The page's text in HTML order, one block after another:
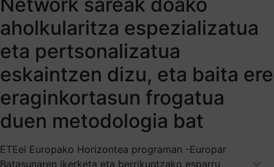
Network sareak doako
aholkularitza espezializatua
eta pertsonalizatua
eskaintzen dizu, eta baita ere
eraginkortasun frogatua
duen metodologia bat
ETEei Europako Horizontea programan -Europar
Batasunaren ikerketa eta berrikuntzako esparru